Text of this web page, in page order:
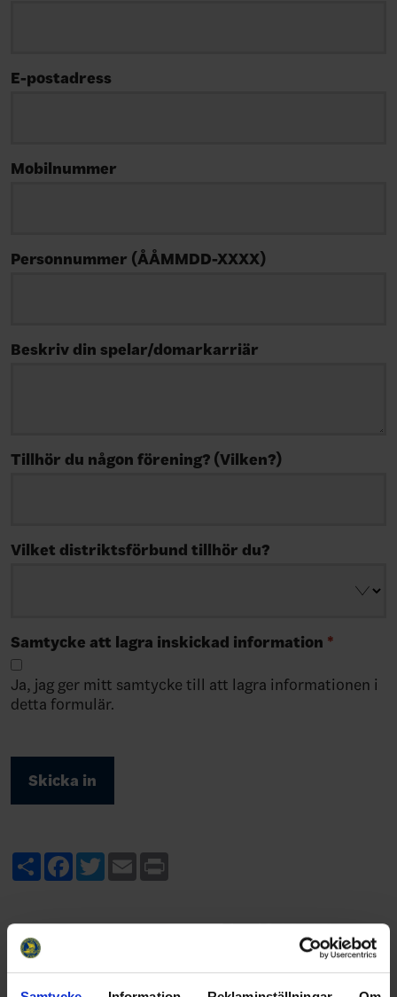
E-postadress
Mobilnummer
Personnummer (ÅÅMMDD-XXXX)
Beskriv din spelar/domarkarriär
Tillhör du någon förening? (Vilken?)
Vilket distriktsförbund tillhör du?
Samtycke att lagra inskickad information *
Ja, jag ger mitt samtycke till att lagra informationen i
detta formulär.
ShareFacebook
TwitterEmail